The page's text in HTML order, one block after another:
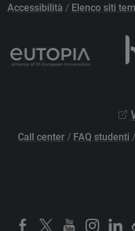
Accessibilità / Elenco siti
Call center / FAQ studenti /